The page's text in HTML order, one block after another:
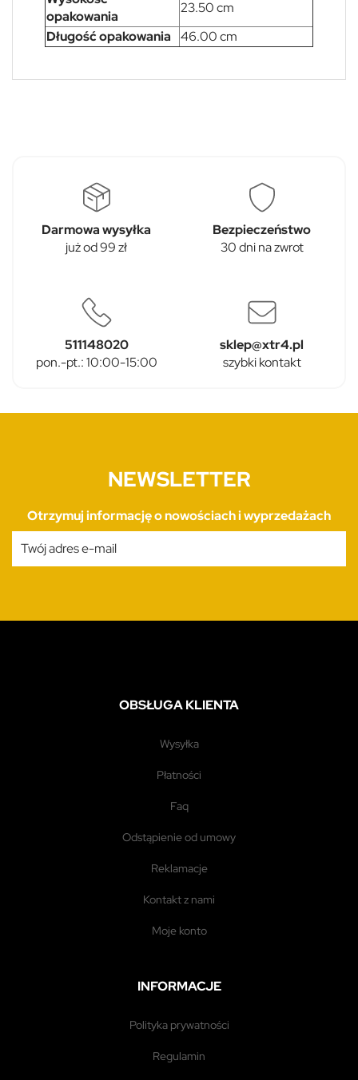
opakowania
23.50 cm
Długość opakowania
46.00 cm
Darmowa wysyłka
już od 99 zł
Bezpieczeństwo
30 dni na zwrot
511148020
pon.-pt.: 10:00-15:00
sklep@xtr4.pl
szybki kontakt
NEWSLETTER
Otrzymuj informację o nowościach i wyprzedażach
OBSŁUGA KLIENTA
wysyłka
płatności
faq
odstąpienie od umowy
reklamacje
kontakt z nami
moje konto
INFORMACJE
polityka prywatności
regulamin